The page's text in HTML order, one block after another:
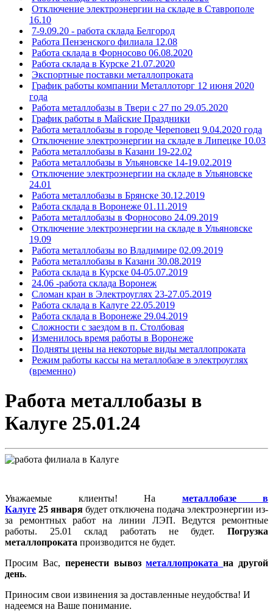
Отключение электроэнергии на складе в Ставрополе
16.10
7-9.09.20 - работа склада Белгород
Работа Пензенского филиала 12.08
Работа склада в Форносово 06.08.2020
Работа склада в Курске 21.07.2020
Экспортные поставки металлопроката
График работы компании Металлоторг 12 июня 2020
года
Работа металлобазы в Твери с 27 по 29.05.2020
График работы в Майские Праздники
Работа металлобазы в городе Череповец 9.04.2020 года
Отключение электроэнергии на складе в Липецке 10.03
Работа металлобазы в Казани 19-22.02
Работа металлобазы в Ульяновске 14-19.02.2019
Отключение электроэнергии на складе в Ульяновске
24.01
Работа металлобазы в Брянске 30.12.2019
Работа склада в Воронеже 01.11.2019
Работа металлобазы в Форносово 24.09.2019
Отключение электроэнергии на складе в Ульяновске
19.09
Работа металлобазы во Владимире 02.09.2019
Работа металлобазы в Казани 30.08.2019
Работа склада в Курске 04-05.07.2019
24.06 -работа склада Воронеж
Сломан кран в Электроуглях 23-27.05.2019
Работа склада в Калуге 22.05.2019
Работа склада в Воронеже 29.04.2019
Сложности с заездом в п. Столбовая
Изменилось время работы в Воронеже
Подняты цены на некоторые виды металлопроката
Режим работы кассы на металлобазе в электроуглях
(временно)
Работа металлобазы в
Калуге 25.01.24
Уважаемые клиенты! На металлобазе в
Калуге 25 января будет отключена подача электроэнергии из-
за ремонтных работ на линии ЛЭП. Ведутся ремонтные
работы. 25.01 склад работать не будет. Погрузка
металлопроката производится не будет.
Просим Вас, перенести вывозметаллопрокатана другой
день.
Приносим свои извинения за доставленные неудобства! И
надеемся на Ваше понимание.